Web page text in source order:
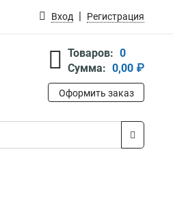
Вход Регистрация
Товаров: 0
Сумма: 0,00 ₽
Оформить заказ